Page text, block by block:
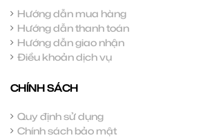
Hướng dẫn mua hàng
Hướng dẫn thanh toán
Hướng dẫn giao nhận
Điều khoản dịch vụ
CHÍNH SÁCH
Quy định sử dụng
Chính sách bảo mật